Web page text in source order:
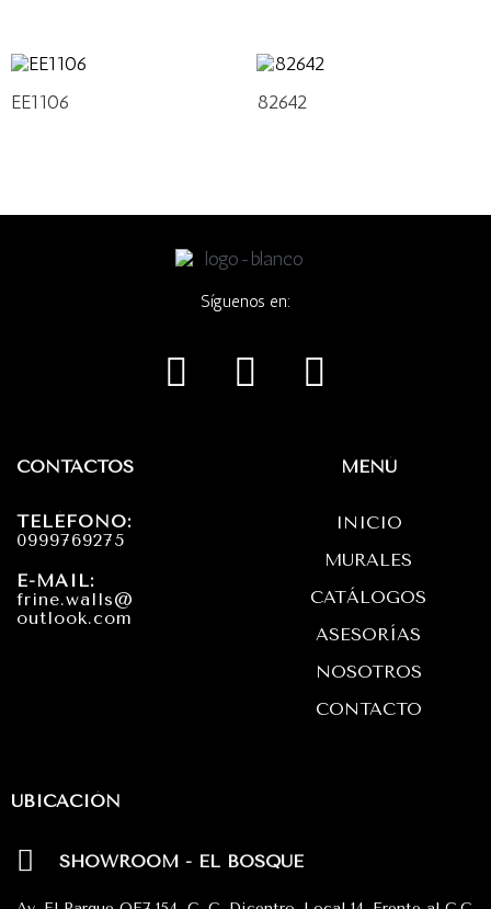
EE1106 82642
Síguenos en:
I
n
F
a
W
h
a
p
p
CONTACTOS
TELÉFONO:
0999769275
E-MAIL:
frine.walls@
outlook.com
MENÚ
INICIO
MURALES
CATÁLOGOS
ASESORÍAS
NOSOTROS
CONTACTO
UBICACIÓN
SHOWROOM - EL BOSQUE